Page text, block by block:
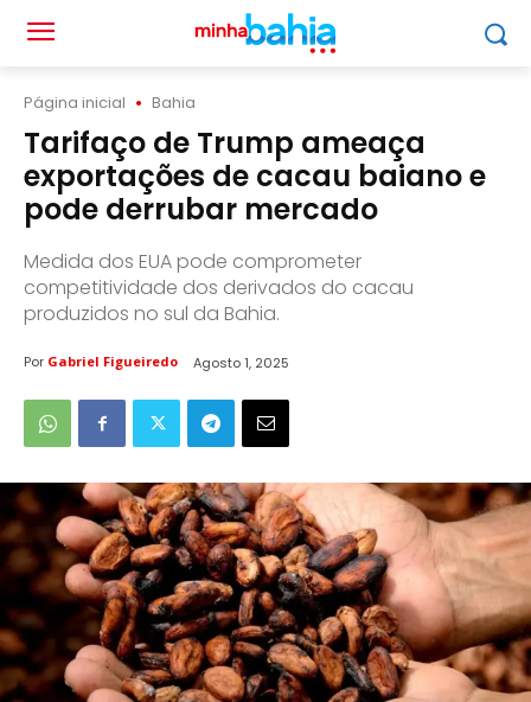
Página inicial Bahia
Tarifaço de Trump ameaça
exportações de cacau baiano e
pode derrubar mercado
Medida dos EUA pode comprometer
competitividade dos derivados do cacau
produzidos no sul da Bahia.
Por Gabriel Figueiredo Agosto 1, 2025